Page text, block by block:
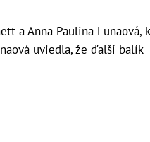
a Anna Paulina Lunaová,
uviedla, že ďalší balík